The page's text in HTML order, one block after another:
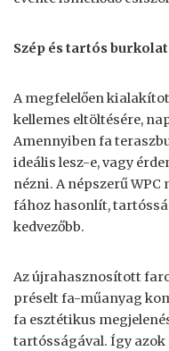
Szép és tartós
A megfelelően
kellemes eltöltésére,
Amennyiben fa
ideális lesz-e, vagy
nézni. A népszerű WPC
fához hasonlít,
kedvezőbb.
Az újrahasznosított
préselt fa-műanyag
fa esztétikus
tartósságával. Így